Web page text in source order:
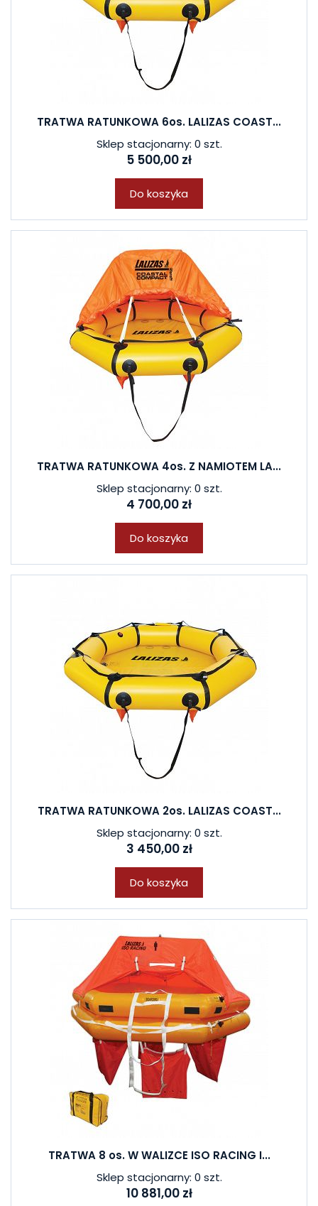
TRATWA RATUNKOWA 6os. LALIZAS COAST...
Sklep stacjonarny: 0 szt.
5 500,00 zł
Do koszyka
TRATWA RATUNKOWA 4os. Z NAMIOTEM LA...
Sklep stacjonarny: 0 szt.
4 700,00 zł
Do koszyka
TRATWA RATUNKOWA 2os. LALIZAS COAST...
Sklep stacjonarny: 0 szt.
3 450,00 zł
Do koszyka
TRATWA 8 os. W WALIZCE ISO RACING I...
Sklep stacjonarny: 0 szt.
10 881,00 zł